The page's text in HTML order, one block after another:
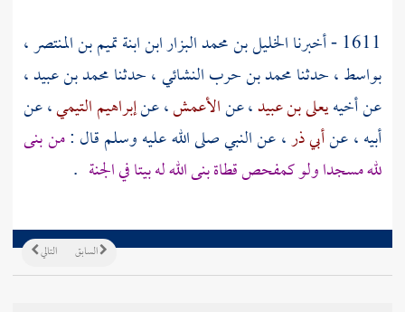
1611 - أخبرنا
الخليل بن محمد البزار ابن ابنة تميم بن المنتصر،
بواسط ،حدثنامحمد بن حرب النشائي، حدثنامحمد بن عبيد،
عن أخيهيعلى بن عبيد، عنالأعمش، عنإبراهيم التيمي، عن
أبيه، عنأبي ذر، عن النبي صلى الله عليه وسلم قال :من بنى
لله مسجدا ولو كمفحص قطاة بنى الله له بيتا في الجنة .
التالي السابق